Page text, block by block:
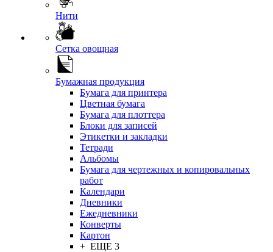
Нити
Сетка овощная
Бумажная продукция
Бумага для принтера
Цветная бумага
Бумага для плоттера
Блоки для записей
Этикетки и закладки
Тетради
Альбомы
Бумага для чертежных и копировальных
работ
Календари
Дневники
Ежедневники
Конверты
Картон
+ ЕЩЕ 3